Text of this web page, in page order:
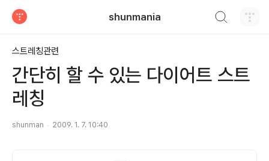
shunmania
스트레칭관련
간단히 할 수 있는 다이어트 스트
레칭
shunman 2009. 1. 7. 10:40